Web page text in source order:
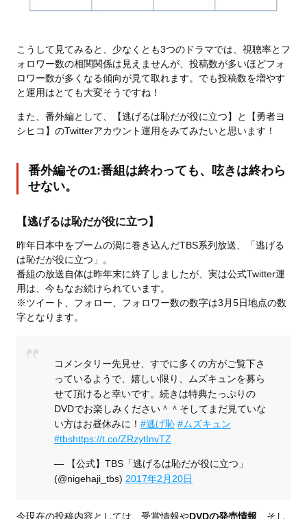
こうして見てみると、少なくとも3つのドラマでは、視聴率とフ
ォロワー数の相関関係は見えませんが、投稿数が多いほどフォ
ロワー数が多くなる傾向が見て取れます。でも投稿数を増やす
と運用はとても大変そうですね！
また、番外編として、【逃げるは恥だが役に立つ】と【勇者ヨ
シヒコ】のTwitterアカウント運用をみてみたいと思います！
番外編その1:番組は終わっても、呟きは終わら
せない。
【逃げるは恥だが役に立つ】
昨年日本中をブームの渦に巻き込んだTBS系列放送、「逃げる
は恥だが役に立つ」。
番組の放送自体は昨年末に終了しましたが、実は公式Twitter運
用は、今もなお続けられています。
※ツイート、フォロー、フォロワー数の数字は3月5日地点の数
字となります。
コメンタリー先見せ、すでに多くの方がご覧下さ
っているようで、嬉しい限り、ムズキュンを募ら
せて頂けると幸いです。続きは特典たっぷりの
DVDでお楽しみください＾＾そしてまだ見ていな
い方はお昼休みに！ #逃げ恥 #ムズキュン
#tbshttps://t.co/ZRzytInvTZ
— 【公式】TBS「逃げるは恥だが役に立つ」
(@nigehaji_tbs) 2017年2月20日
今現在の投稿内容としては、受賞情報やDVDの発売情報、そし